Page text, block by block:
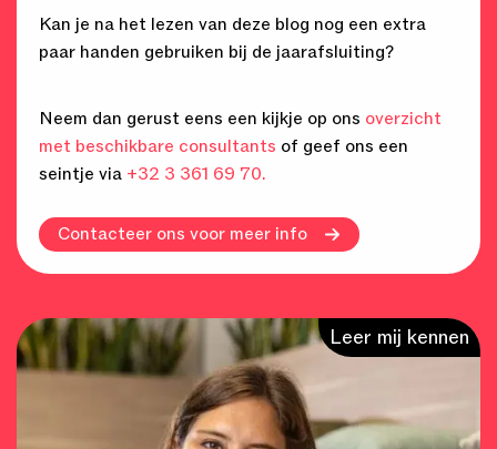
Kan je na het lezen van deze blog nog een extra
paar handen gebruiken bij de jaarafsluiting?
Neem dan gerust eens een kijkje op ons overzicht
met beschikbare consultants of geef ons een
seintje via +32 3 361 69 70.
Contacteer ons voor meer info
Leer mij kennen